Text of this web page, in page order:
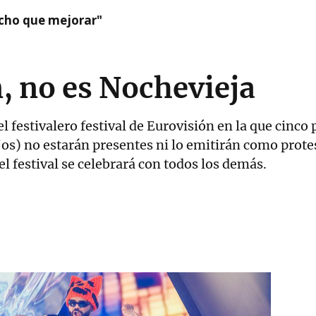
que mejorar"
no es Nochevieja
festivalero festival de Eurovisión en la que cinco
no estarán presentes ni lo emitirán como
festival se celebrará con todos los demás.